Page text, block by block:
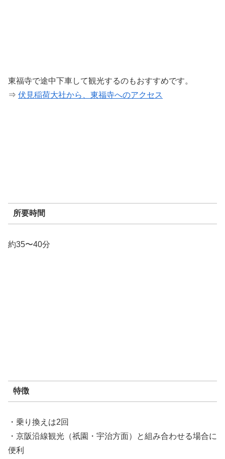
東福寺で途中下車して観光するのもおすすめです。
⇒ 伏見稲荷大社から、東福寺へのアクセス
所要時間
約35〜40分
特徴
・乗り換えは2回
・京阪沿線観光（祇園・宇治方面）と組み合わせる場合に
便利